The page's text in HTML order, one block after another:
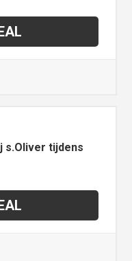
s.Oliver tijdens